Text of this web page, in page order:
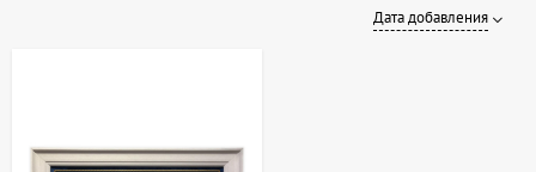
Дата добавления